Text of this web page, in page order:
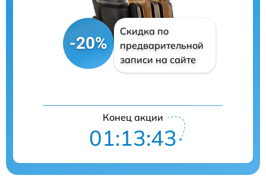
-20%
Скидка по
предварительной
записи на сайте
Конец акции
01:13:42